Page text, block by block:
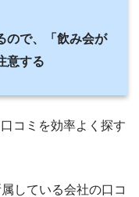
ので、「飲み会が
意する
コミを効率よく探す
している会社の口コ